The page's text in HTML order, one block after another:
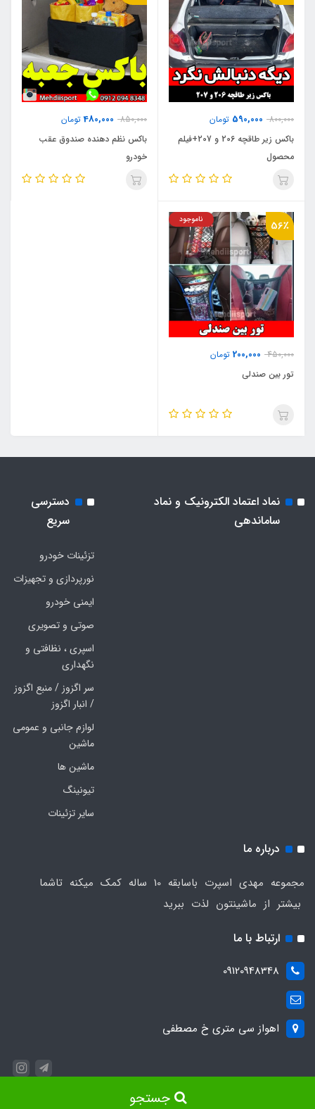
800,000
590,000 تومان
باکس زیر طاقچه 206 و 207+فیلم
محصول
850,000
480,000تومان
باکس نظم دهنده صندوق عقب
خودرو
56٪
450,000
200,000 تومان
ناموجود
تور بین صندلی
جستجو
نماد اعتماد الکترونیک و نماد
ساماندهی
دسترسی
سریع
تزئینات خودرو
نورپردازی و تجهیزات
ایمنی خودرو
صوتی و تصویری
اسپری ، نظافتی و
نگهداری
سر اگزوز / منبع اگزوز
/ انبار اگزوز
لوازم جانبی و عمومی
ماشین
ماشین ها
تیونینگ
سایر تزئینات
درباره ما
مجموعه مهدی اسپرت باسابقه 10 ساله کمک میکنه تاشما
بیشتر از ماشینتون لذت ببرید
ارتباط با ما
09120948348
اهواز سی متری خ مصطفی